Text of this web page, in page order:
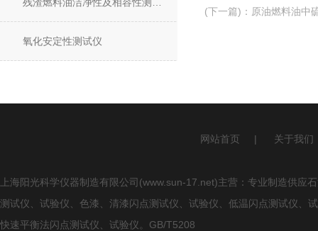
氧化安定性测试仪
(下一篇) ： 原油燃料油中
网站首页 | 关于我们
上海阳光科学仪器制造有限公司(www.sun-17.net)主营：专业制造供
测试仪、试验仪、色漆、清漆闪点测试仪、试验仪、低温闪点测试仪、
快速平衡法闪点测试仪、试验仪。GB/T5208